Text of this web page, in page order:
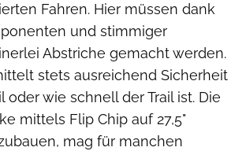
Fahren. Hier müssen dank
und stimmiger
Abstriche gemacht werden.
stets ausreichend Sicherheit
oder wie schnell der Trail ist. Die
mittels Flip Chip auf 27,5"
mag für manchen